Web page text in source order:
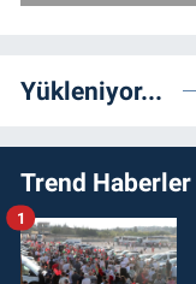
Yükleniyor...
Trend Haberler
1